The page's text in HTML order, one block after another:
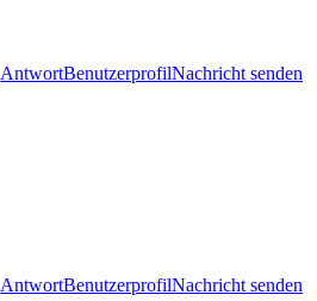
AntwortBenutzerprofilNachricht senden
AntwortBenutzerprofilNachricht senden